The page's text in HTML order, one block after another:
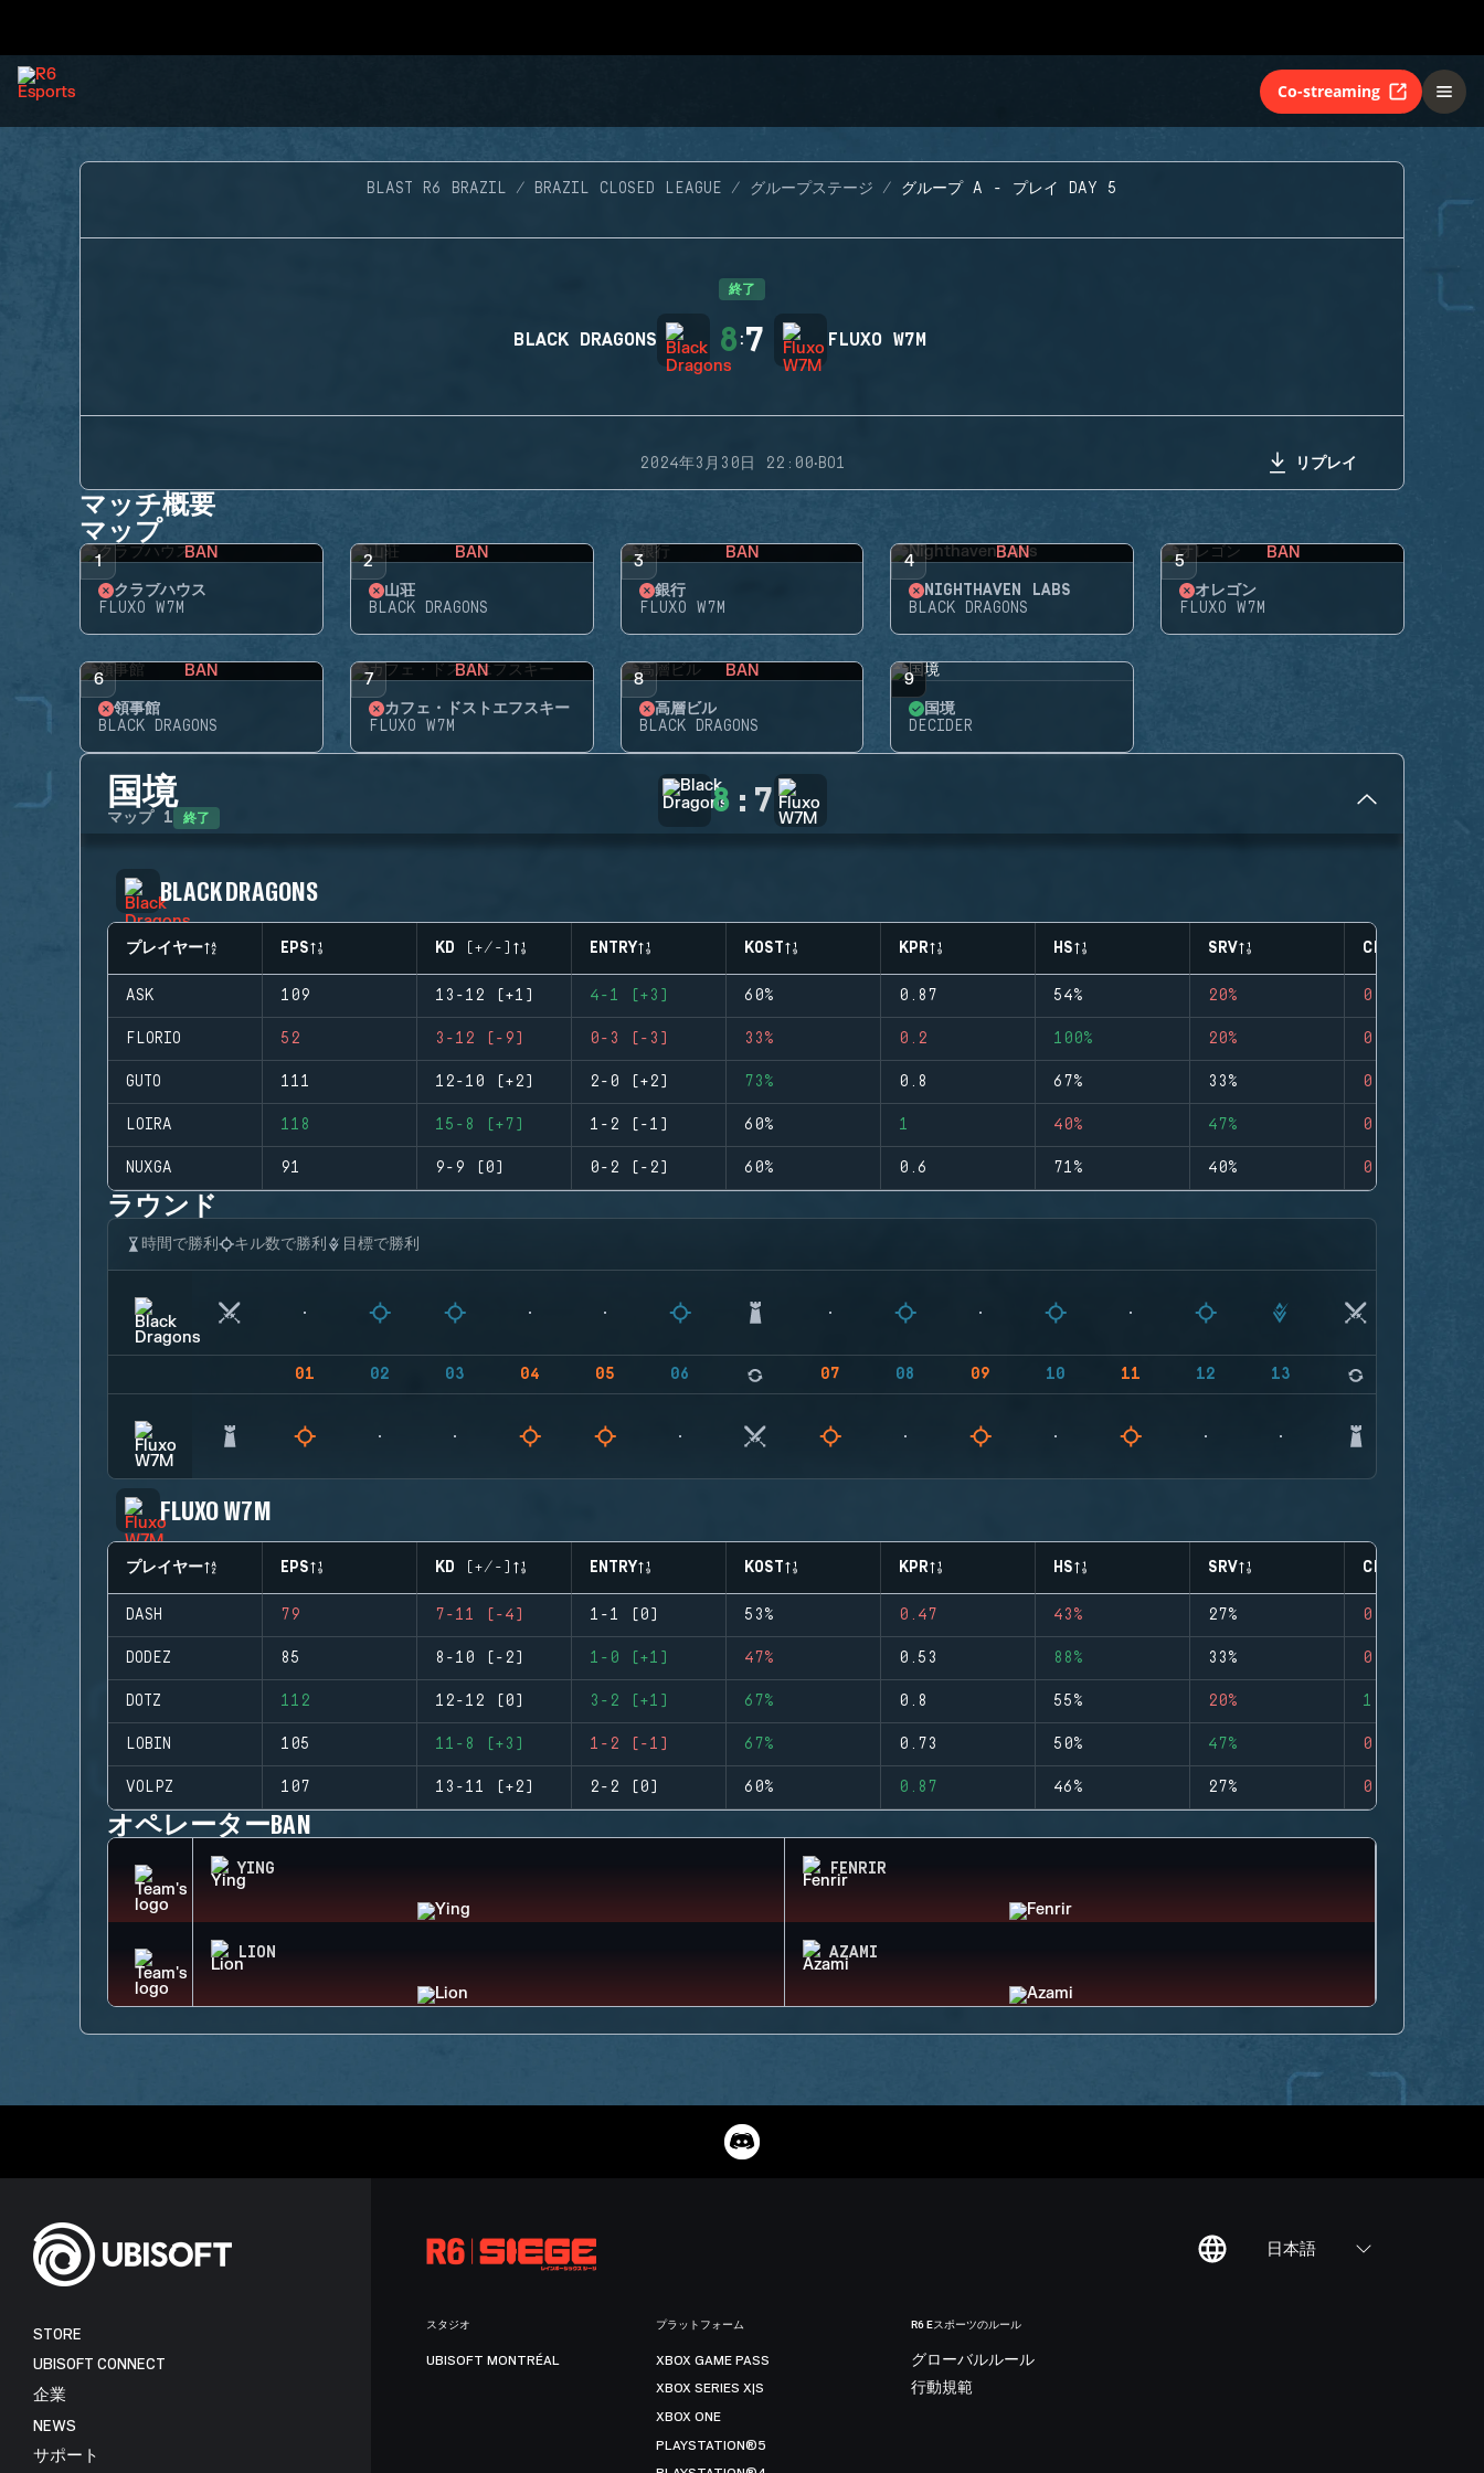
Co-streaming
BLAST R6 BRAZIL BRAZIL CLOSED LEAGUE グループステージ グループ A - プレイ DAY 5
終了
BLACK DRAGONS 8 :7 FLUXO W7M
2024年3月30日 22:00·BO1 リプレイ
マッチ概要
マップ
1 BAN
クラブハウス
FLUXO W7M
2 BAN
山荘
BLACK DRAGONS
3 BAN
銀行
FLUXO W7M
4 BAN
NIGHTHAVEN LABS
BLACK DRAGONS
5 BAN
オレゴン
FLUXO W7M
6 BAN
領事館
BLACK DRAGONS
7 BAN
カフェ・ドストエフスキー
FLUXO W7M
8 BAN
高層ビル
BLACK DRAGONS
9
国境
DECIDER
国境
マップ 1 終了 8 : 7
BLACK DRAGONS
プレイヤー EPS KD (+/-) ENTRY KOST KPR HS SRV CLUTCHES
ASK 109 13-12 (+1) 4-1 (+3) 60% 0.87 54% 20% 0
FLORIO 52 3-12 (-9) 0-3 (-3) 33% 0.2 100% 20% 0
GUTO 111 12-10 (+2) 2-0 (+2) 73% 0.8 67% 33% 0
LOIRA 118 15-8 (+7) 1-2 (-1) 60% 1 40% 47% 0
NUXGA 91 9-9 (0) 0-2 (-2) 60% 0.6 71% 40% 0
ラウンド
時間で勝利 キル数で勝利 目標で勝利
01 02 03 04 05 06 07 08 09 10 11 12 13
FLUXO W7M
プレイヤー EPS KD (+/-) ENTRY KOST KPR HS SRV CLUTCHES
DASH 79 7-11 (-4) 1-1 (0) 53% 0.47 43% 27% 0
DODEZ 85 8-10 (-2) 1-0 (+1) 47% 0.53 88% 33% 0
DOTZ 112 12-12 (0) 3-2 (+1) 67% 0.8 55% 20% 1
LOBIN 105 11-8 (+3) 1-2 (-1) 67% 0.73 50% 47% 0
VOLPZ 107 13-11 (+2) 2-2 (0) 60% 0.87 46% 27% 0
オペレーターBAN
YING FENRIR
LION AZAMI
日本語
STORE
UBISOFT CONNECT
企業
NEWS
サポート
スタジオ
UBISOFT MONTRÉAL
プラットフォーム
XBOX GAME PASS
XBOX SERIES X|S
XBOX ONE
PLAYSTATION®5
R6 Eスポーツのルール
グローバルルール
行動規範